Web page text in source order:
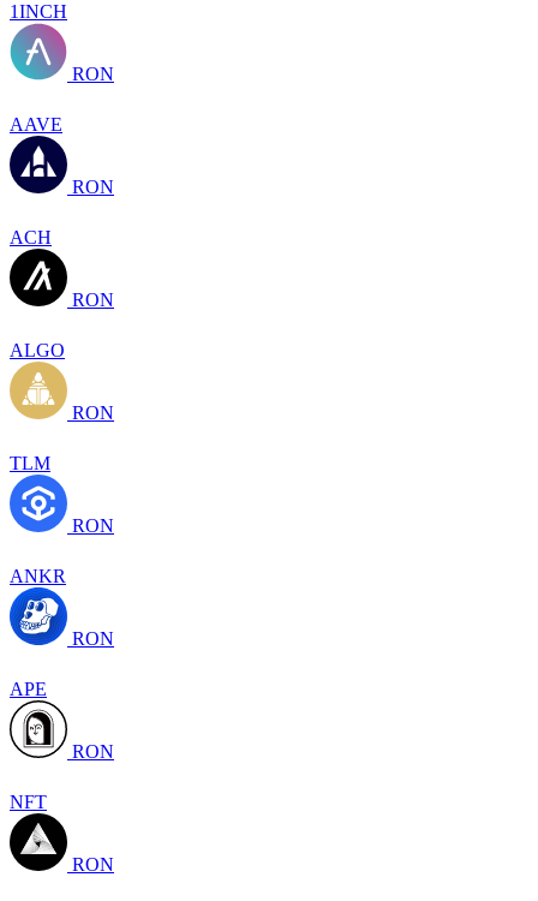
1INCH
RON
AAVE
RON
ACH
RON
ALGO
RON
TLM
RON
ANKR
RON
APE
RON
NFT
RON